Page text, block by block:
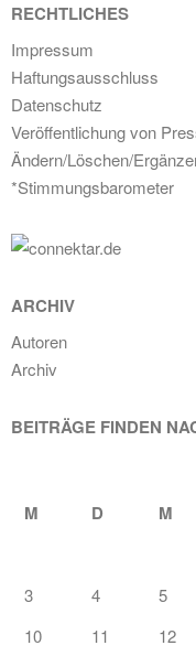
RECHTLICHES
Impressum
Haftungsausschluss
Datenschutz
Veröffentlichung von
Ändern/Löschen/
*Stimmungsbarometer
ARCHIV
Autoren
Archiv
BEITRÄGE FINDEN
M D M
3
4 5
10
11 12